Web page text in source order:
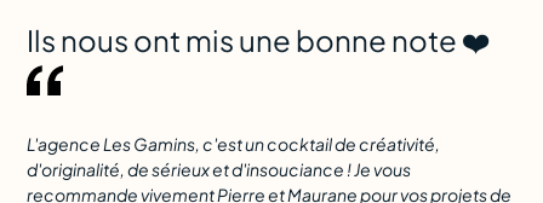
Ils nous ont mis une bonne note ❤️
L'agence Les Gamins, c'est un cocktail de créativité,
d'originalité, de sérieux et d'insouciance ! Je vous
recommande vivement Pierre et Maurane pour vos projets de